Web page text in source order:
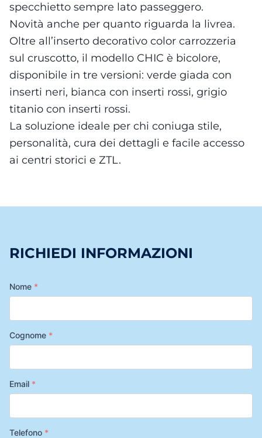
specchietto sempre lato passeggero.
Novità anche per quanto riguarda la livrea.
Oltre all’inserto decorativo color carrozzeria
sul cruscotto, il modello CHIC è bicolore,
disponibile in tre versioni: verde giada con
inserti neri, bianca con inserti rossi, grigio
titanio con inserti rossi.
La soluzione ideale per chi coniuga stile,
personalità, cura dei dettagli e facile accesso
ai centri storici e ZTL.
RICHIEDI INFORMAZIONI
Nome *
Cognome *
Email *
Telefono *